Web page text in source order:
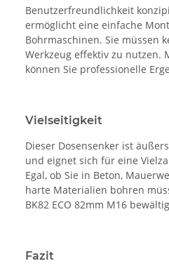
Benutzerfreundlichkeit
ermöglicht eine einfache
Bohrmaschinen. Sie müssen
Werkzeug effektiv zu nutzen.
können Sie professionelle
Vielseitigkeit
Dieser Dosensenker ist
und eignet sich für eine
Egal, ob Sie in Beton,
harte Materialien bohren
BK82 ECO 82mm M16
Fazit